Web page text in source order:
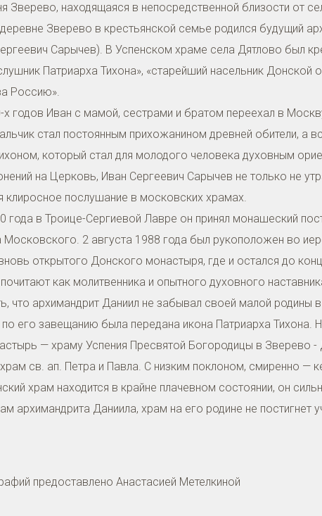
Зверево, находящаяся в непосредственной близости от
Зверево в крестьянской семье родился будущий
Сарычев). В Успенском храме села Дятлово был
Патриарха Тихона», «старейший насельник Донской
Россию».
х годов Иван с мамой, сестрами и братом переехал в
стал постоянным прихожанином древней обители, а
который стал для молодого человека духовным
на Церковь, Иван Сергеевич Сарычев не только не
клиросное послушание в московских храмах.
года в Троице-Сергиевой Лавре он принял монашеский
Московского. 2 августа 1988 года был рукоположен во
открытого Донского монастыря, где и остался до
как молитвенника и опытного духовного
что архимандрит Даниил не забывал своей малой родины
его завещанию была передана икона Патриарха Тихона.
— храму Успения Пресвятой Богородицы в Зверево
св. ап. Петра и Павла. С низким поклоном, смиренно —
храм находится в крайне плачевном состоянии, он
архимандрита Даниила, храм на его родине не постигнет
предоставлено Анастасией Метелкиной